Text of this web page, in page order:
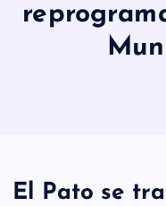
El Pato se